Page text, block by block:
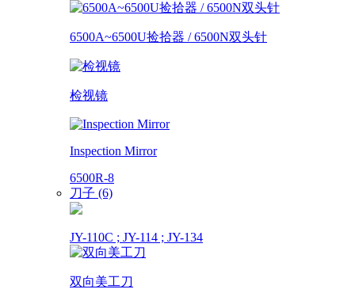
6500A~6500U捡拾器 / 6500N双头针
检视镜
Inspection Mirror
6500R-8
刀子 (6)
JY-110C ; JY-114 ; JY-134
双向美工刀